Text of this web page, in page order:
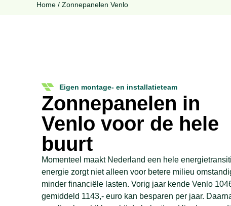
Home / Zonnepanelen Venlo
Eigen montage- en installatieteam
Zonnepanelen in
Venlo voor de hele
buurt
Momenteel maakt Nederland een hele
energie zorgt niet alleen voor betere milieu
minder financiële lasten. Vorig jaar kende Venlo
gemiddeld 1143,- euro kan besparen per jaar.